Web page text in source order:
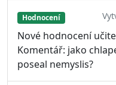
Hodnocení
Nové hodnocení
Komentář: jako
poseal nemyslis?